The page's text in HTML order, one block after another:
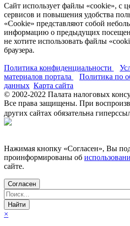
Сайт использует файлы «cookie», с
сервисов и повышения удобства
«Cookie» представляют собой
информацию о предыдущих
не хотите использовать файлы
браузера.
Политика конфиденциальности
материалов портала
Политика по
данных Карта сайта
© 2002-2022 Палата налоговых
Все права защищены. При
других сайтах обязательна
Нажимая кнопку «Согласен», Вы
проинформированы об
сайте.
Согласен
×